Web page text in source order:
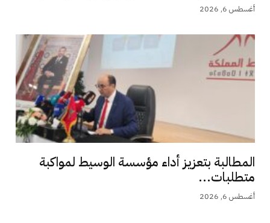
أغسطس 6, 2026
المطالبة بتعزيز أداء مؤسسة الوسيط لمواكبة
متطلبات...
أغسطس 6, 2026